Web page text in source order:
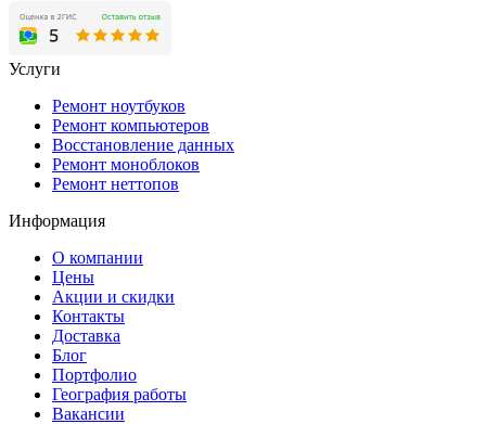
Услуги
Ремонт ноутбуков
Ремонт компьютеров
Восстановление данных
Ремонт моноблоков
Ремонт неттопов
Информация
О компании
Цены
Акции и скидки
Контакты
Доставка
Блог
Портфолио
География работы
Вакансии